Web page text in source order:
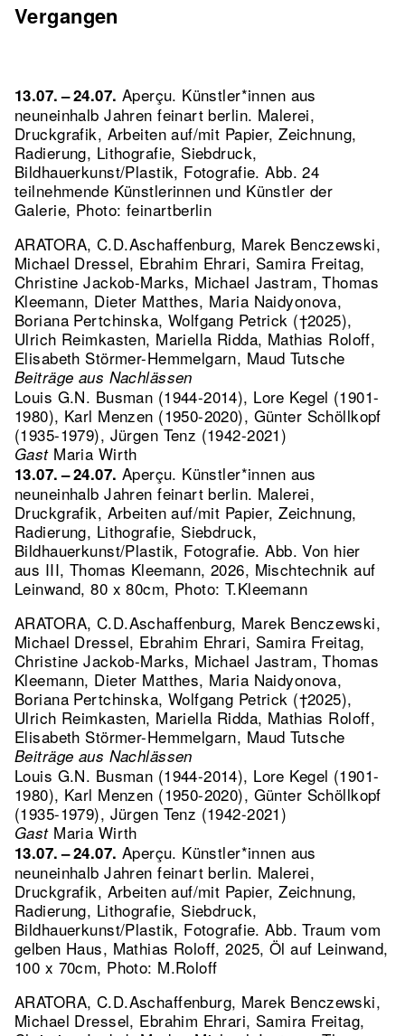
Vergangen
13.07. – 24.07. Aperçu. Künstler*innen aus
neuneinhalb Jahren feinart berlin. Malerei,
Druckgrafik, Arbeiten auf/mit Papier, Zeichnung,
Radierung, Lithografie, Siebdruck,
Bildhauerkunst/Plastik, Fotografie.Abb. 24
teilnehmende Künstlerinnen und Künstler der
Galerie, Photo: feinartberlin
ARATORA, C.D.Aschaffenburg, Marek Benczewski,
Michael Dressel, Ebrahim Ehrari, Samira Freitag,
Christine Jackob-Marks, Michael Jastram, Thomas
Kleemann, Dieter Matthes, Maria Naidyonova,
Boriana Pertchinska, Wolfgang Petrick (†2025),
Ulrich Reimkasten, Mariella Ridda, Mathias Roloff,
Elisabeth Störmer-Hemmelgarn, Maud Tutsche
Beiträge aus Nachlässen
Louis G.N. Busman (1944-2014), Lore Kegel (1901-
1980), Karl Menzen (1950-2020), Günter Schöllkopf
(1935-1979), Jürgen Tenz (1942-2021)
GastMaria Wirth
13.07. – 24.07. Aperçu. Künstler*innen aus
neuneinhalb Jahren feinart berlin. Malerei,
Druckgrafik, Arbeiten auf/mit Papier, Zeichnung,
Radierung, Lithografie, Siebdruck,
Bildhauerkunst/Plastik, Fotografie.Abb. Von hier
aus III, Thomas Kleemann, 2026, Mischtechnik auf
Leinwand, 80 x 80cm, Photo: T.Kleemann
ARATORA, C.D.Aschaffenburg, Marek Benczewski,
Michael Dressel, Ebrahim Ehrari, Samira Freitag,
Christine Jackob-Marks, Michael Jastram, Thomas
Kleemann, Dieter Matthes, Maria Naidyonova,
Boriana Pertchinska, Wolfgang Petrick (†2025),
Ulrich Reimkasten, Mariella Ridda, Mathias Roloff,
Elisabeth Störmer-Hemmelgarn, Maud Tutsche
Beiträge aus Nachlässen
Louis G.N. Busman (1944-2014), Lore Kegel (1901-
1980), Karl Menzen (1950-2020), Günter Schöllkopf
(1935-1979), Jürgen Tenz (1942-2021)
GastMaria Wirth
13.07. – 24.07. Aperçu. Künstler*innen aus
neuneinhalb Jahren feinart berlin. Malerei,
Druckgrafik, Arbeiten auf/mit Papier, Zeichnung,
Radierung, Lithografie, Siebdruck,
Bildhauerkunst/Plastik, Fotografie.Abb. Traum vom
gelben Haus, Mathias Roloff, 2025, Öl auf Leinwand,
100 x 70cm, Photo: M.Roloff
ARATORA, C.D.Aschaffenburg, Marek Benczewski,
Michael Dressel, Ebrahim Ehrari, Samira Freitag,